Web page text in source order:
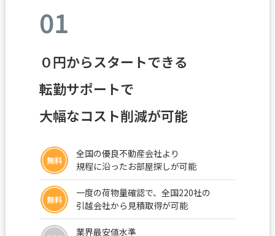
01
０円からスタートできる
転勤サポートで
大幅なコスト削減が可能
全国の優良不動産会社より
規程に沿ったお部屋探しが可能
一度の荷物量確認で、全国220社の
引越会社から見積取得が可能
業界最安値水準